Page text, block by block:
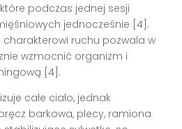
podczas jednej sesji
jednocześnie [4].
charakterowi ruchu pozwala w
wzmocnić organizm i
[4].
całe ciało, jednak
barkowa, plecy, ramiona